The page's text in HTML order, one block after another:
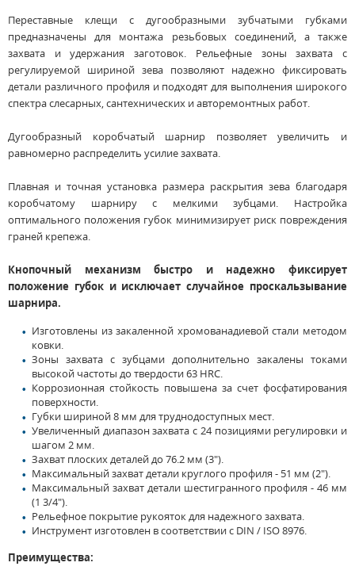
Переставные клещи с дугообразными зубчатыми губками
предназначены для монтажа резьбовых соединений, а также
захвата и удержания заготовок. Рельефные зоны захвата с
регулируемой шириной зева позволяют надежно фиксировать
детали различного профиля и подходят для выполнения широкого
спектра слесарных, сантехнических и авторемонтных работ.
Дугообразный коробчатый шарнир позволяет увеличить и
равномерно распределить усилие захвата.
Плавная и точная установка размера раскрытия зева благодаря
коробчатому шарниру с мелкими зубцами. Настройка
оптимального положения губок минимизирует риск повреждения
граней крепежа.
Кнопочный механизм быстро и надежно фиксирует
положение губок и исключает случайное проскальзывание
шарнира.
Изготовлены из закаленной хромованадиевой стали методом
ковки.
Зоны захвата с зубцами дополнительно закалены токами
высокой частоты до твердости 63 HRC.
Коррозионная стойкость повышена за счет фосфатирования
поверхности.
Губки шириной 8 мм для труднодоступных мест.
Увеличенный диапазон захвата с 24 позициями регулировки и
шагом 2 мм.
Захват плоских деталей до 76.2 мм (3").
Максимальный захват детали круглого профиля - 51 мм (2").
Максимальный захват детали шестигранного профиля - 46 мм
(1 3/4").
Рельефное покрытие рукояток для надежного захвата.
Инструмент изготовлен в соответствии с DIN / ISO 8976.
Преимущества: